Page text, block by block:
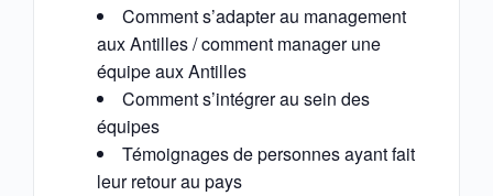
Comment s’adapter au management
aux Antilles / comment manager une
équipe aux Antilles
Comment s’intégrer au sein des
équipes
Témoignages de personnes ayant fait
leur retour au pays